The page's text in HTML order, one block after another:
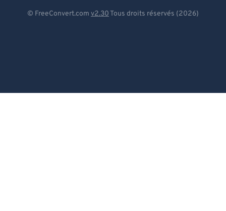
© FreeConvert.com v2.30 Tous droits réservés (2026)